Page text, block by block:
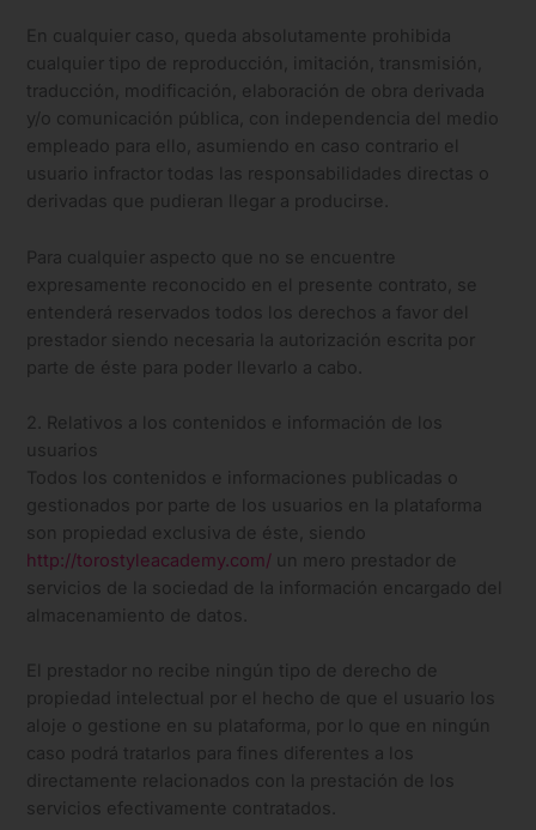
En cualquier caso, queda absolutamente prohibida
cualquier tipo de reproducción, imitación, transmisión,
traducción, modificación, elaboración de obra derivada
y/o comunicación pública, con independencia del medio
empleado para ello, asumiendo en caso contrario el
usuario infractor todas las responsabilidades directas o
derivadas que pudieran llegar a producirse.
Para cualquier aspecto que no se encuentre
expresamente reconocido en el presente contrato, se
entenderá reservados todos los derechos a favor del
prestador siendo necesaria la autorización escrita por
parte de éste para poder llevarlo a cabo.
2. Relativos a los contenidos e información de los
usuarios
Todos los contenidos e informaciones publicadas o
gestionados por parte de los usuarios en la plataforma
son propiedad exclusiva de éste, siendo
http://torostyleacademy.com/ un mero prestador de
servicios de la sociedad de la información encargado del
almacenamiento de datos.
El prestador no recibe ningún tipo de derecho de
propiedad intelectual por el hecho de que el usuario los
aloje o gestione en su plataforma, por lo que en ningún
caso podrá tratarlos para fines diferentes a los
directamente relacionados con la prestación de los
servicios efectivamente contratados.